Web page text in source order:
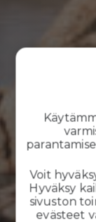
Voit
Hyväksy
sivuston
evästeet